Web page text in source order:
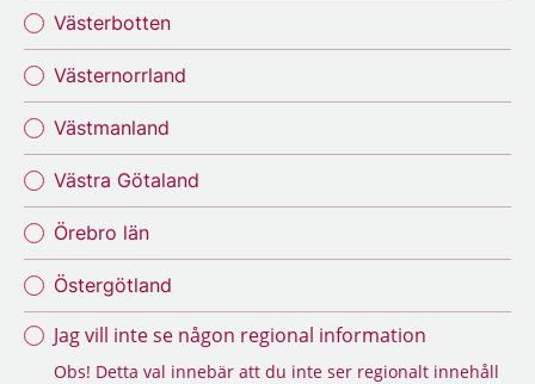
Västerbotten
Västernorrland
Västmanland
Västra Götaland
Örebro län
Östergötland
Jag vill inte se någon regional information
Obs! Detta val innebär att du inte ser regionalt innehåll